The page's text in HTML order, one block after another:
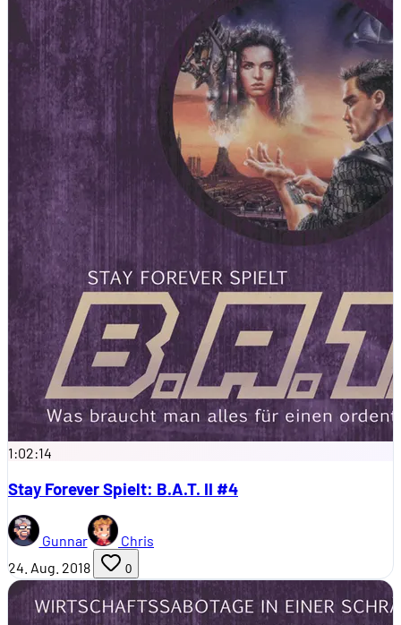
1:02:14
Stay Forever Spielt: B.A.T. II #4
Gunnar
Chris
24. Aug. 2018
0